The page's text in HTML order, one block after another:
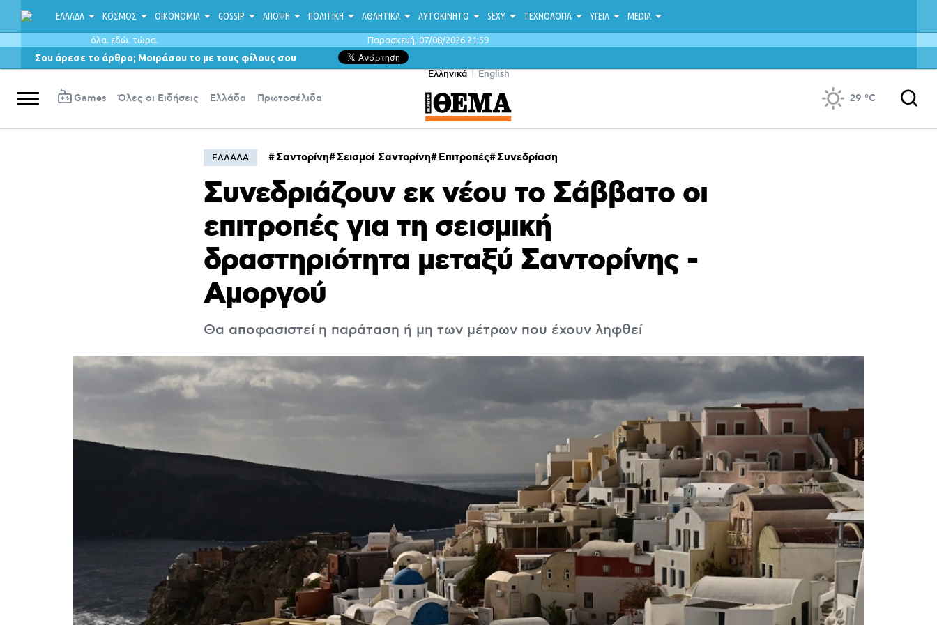
ΕΛΛΑΔΑ ΚΟΣΜΟΣ ΟΙΚΟΝΟΜΙΑ GOSSIP ΑΠΟΨΗ ΠΟΛΙΤΙΚΗ ΑΘΛΗΤΙΚΑ ΑΥΤΟΚΙΝΗΤΟ SEXY ΤΕΧΝΟΛΟΓΙΑ ΥΓΕΙΑ MEDIA
όλα. εδώ. τώρα. Παρασκευή, 07/08/2026 21:59
Σου άρεσε το άρθρο; Μοιράσου το με τους φίλους σου